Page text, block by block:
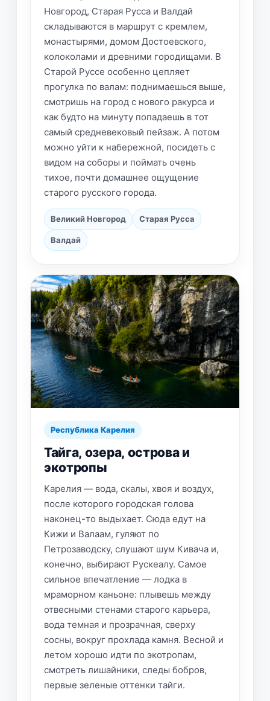
Новгород, Старая Русса и Валдай
складываются в маршрут с кремлем,
монастырями, домом Достоевского,
колоколами и древними городищами. В
Старой Руссе особенно цепляет
прогулка по валам: поднимаешься выше,
смотришь на город с нового ракурса и
как будто на минуту попадаешь в тот
самый средневековый пейзаж. А потом
можно уйти к набережной, посидеть с
видом на соборы и поймать очень
тихое, почти домашнее ощущение
старого русского города.
Великий Новгород Старая Русса
Валдай
Республика Карелия
Тайга, озера, острова и
экотропы
Карелия — вода, скалы, хвоя и воздух,
после которого городская голова
наконец-то выдыхает. Сюда едут на
Кижи и Валаам, гуляют по
Петрозаводску, слушают шум Кивача и,
конечно, выбирают Рускеалу. Самое
сильное впечатление — лодка в
мраморном каньоне: плывешь между
отвесными стенами старого карьера,
вода темная и прозрачная, сверху
сосны, вокруг прохлада камня. Весной и
летом хорошо идти по экотропам,
смотреть лишайники, следы бобров,
первые зеленые оттенки тайги.